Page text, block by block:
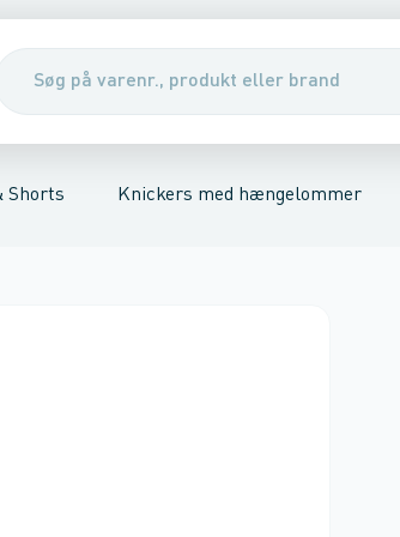
SkoSikkerhedsudstyr & handsker
Shorts
Bælter Flammehæmmende bukser
Knickers med hængelommer
knickers Shorts med hængelommer